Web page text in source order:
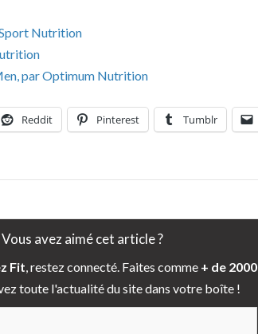
Nutrition
par Optimum Nutrition
Reddit Pinterest Tumblr
Vous avez aimé cet article ?
Fit, restez connecté. Faites comme + de 2000
toute l'actualité du site dans votre boîte !